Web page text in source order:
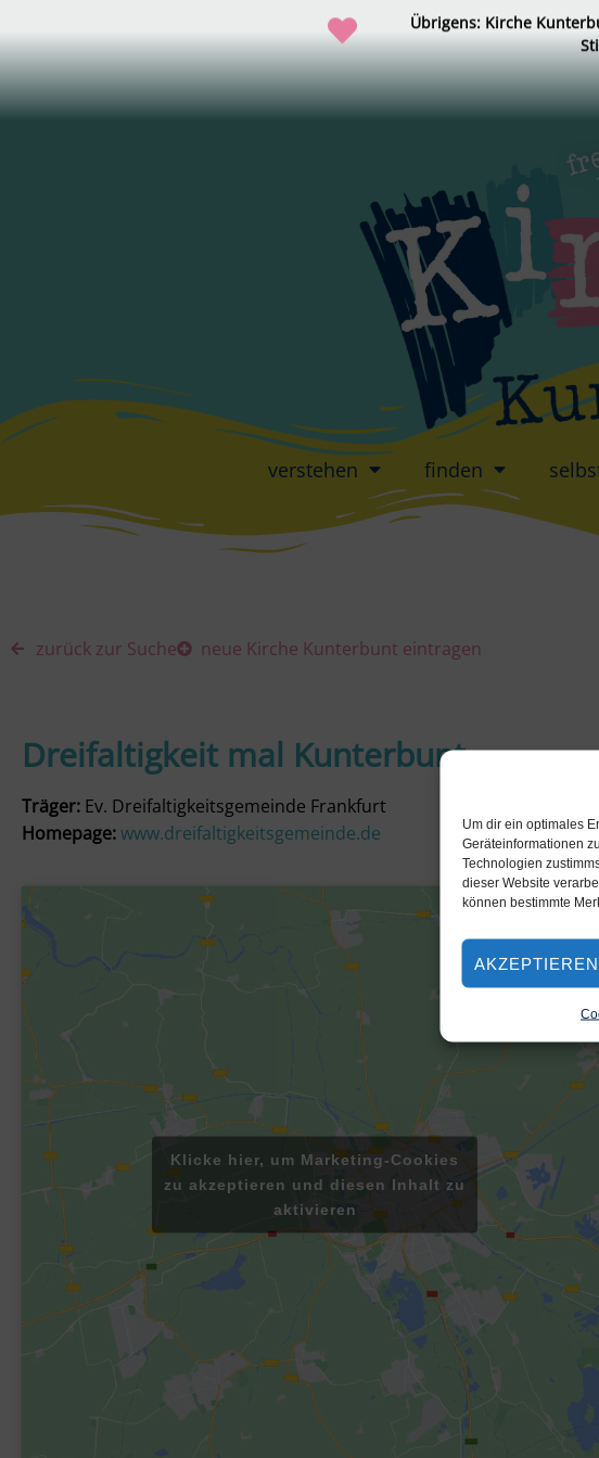
Um dir ein optimales
Geräteinformationen
Technologien
dieser Website
können bestimmte
AKZEPTIEREN
verstehen finden
zurück zur Suche neue Kirche Kunterbunt eintragen
Dreifaltigkeit mal Kunterbunt
Träger: Ev. Dreifaltigkeitsgemeinde Frankfurt
Homepage:www.dreifaltigkeitsgemeinde.de
Klicke hier, um Marketing-Cookies
zu akzeptieren und diesen Inhalt zu
aktivieren
Übrigens: Kirche